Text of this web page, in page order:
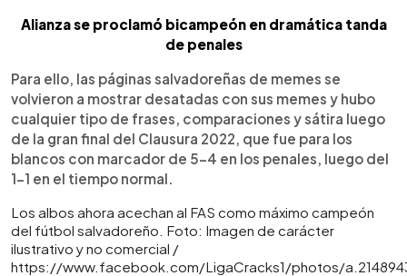
Alianza se proclamó bicampeón en dramática tanda
de penales
Para ello, las páginas salvadoreñas de memes se
volvieron a mostrar desatadas con sus memes y hubo
cualquier tipo de frases, comparaciones y sátira luego
de la gran final del Clausura 2022, que fue para los
blancos con marcador de 5-4 en los penales, luego del
1-1 en el tiempo normal.
Los albos ahora acechan al FAS como máximo campeón
del fútbol salvadoreño. Foto: Imagen de carácter
ilustrativo y no comercial /
https://www.facebook.com/LigaCracks1/photos/